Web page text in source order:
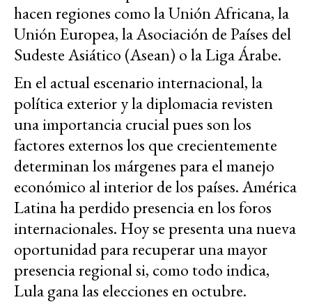
hacen regiones como la Unión Africana, la
Unión Europea, la Asociación de Países del
Sudeste Asiático (Asean) o la Liga Árabe.
En el actual escenario internacional, la
política exterior y la diplomacia revisten
una importancia crucial pues son los
factores externos los que crecientemente
determinan los márgenes para el manejo
económico al interior de los países. América
Latina ha perdido presencia en los foros
internacionales. Hoy se presenta una nueva
oportunidad para recuperar una mayor
presencia regional si, como todo indica,
Lula gana las elecciones en octubre.